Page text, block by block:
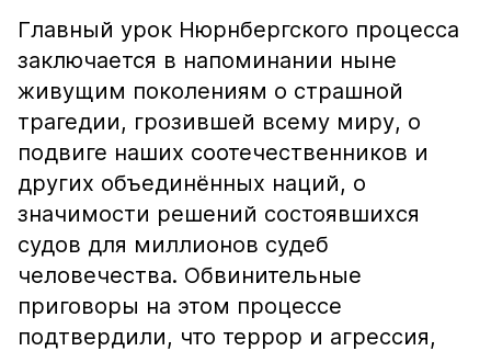
Главный урок Нюрнбергского процесса
заключается в напоминании ныне
живущим поколениям о страшной
трагедии, грозившей всему миру, о
подвиге наших соотечественников и
других объединённых наций, о
значимости решений состоявшихся
судов для миллионов судеб
человечества. Обвинительные
приговоры на этом процессе
подтвердили, что террор и агрессия,